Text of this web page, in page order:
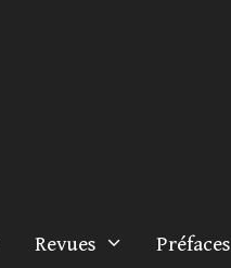
Revues Préfaces